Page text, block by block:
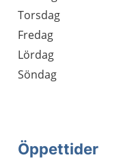
Torsdag
Fredag
Lördag
Söndag
Öppettider